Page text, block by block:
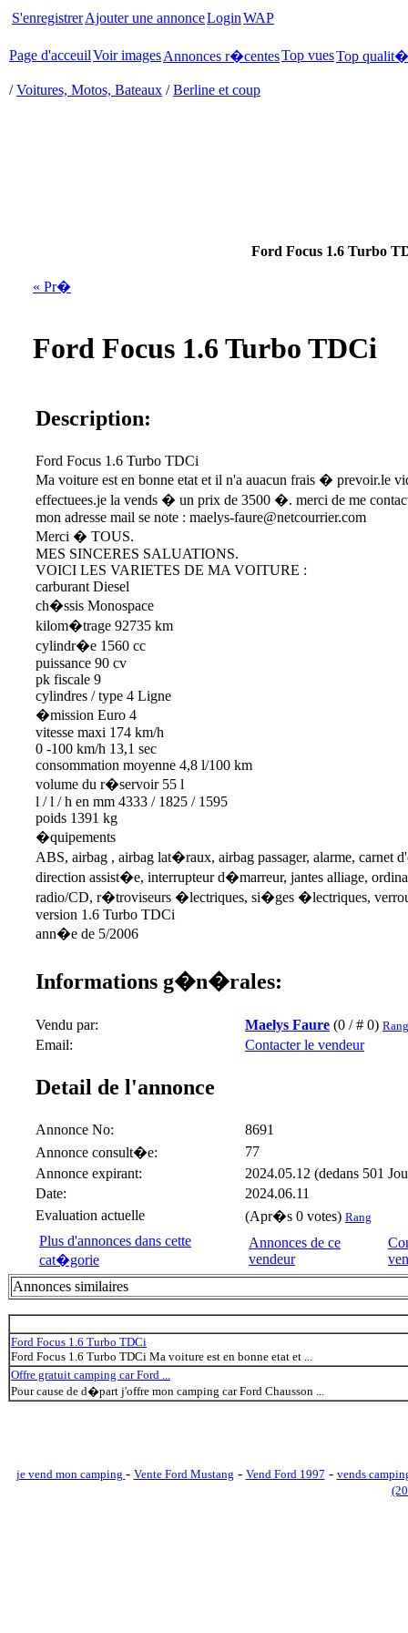
S'enregistrerAjouter une annonceLoginWAP
Page d'acceuilVoir imagesAnnonces r�centesTop vuesTop qualit�
/Voitures, Motos, Bateaux /Berline et coup
Ford Focus 1.6 Turbo
« Pr�
Ford Focus 1.6 Turbo TDCi
Description:
Ford Focus 1.6 Turbo TDCi
Ma voiture est en bonne etat et il n'a auacun frais � prevoir.le
effectuees.je la vends � un prix de 3500 �. merci de me
mon adresse mail se note : maelys-faure@netcourrier.com
Merci � TOUS.
MES SINCERES SALUATIONS.
VOICI LES VARIETES DE MA VOITURE :
carburant Diesel
ch�ssis Monospace
kilom�trage 92735 km
cylindr�e 1560 cc
puissance 90 cv
pk fiscale 9
cylindres / type 4 Ligne
�mission Euro 4
vitesse maxi 174 km/h
0 -100 km/h 13,1 sec
consommation moyenne 4,8 l/100 km
volume du r�servoir 55 l
l / l / h en mm 4333 / 1825 / 1595
poids 1391 kg
�quipements
ABS, airbag , airbag lat�raux, airbag passager, alarme, carnet
direction assist�e, interrupteur d�marreur, jantes alliage,
radio/CD, r�troviseurs �lectriques, si�ges �lectriques,
version 1.6 Turbo TDCi
ann�e de 5/2006
Informations g�n�rales:
Vendu par: Maelys Faure (0 / # 0)
Email: Contacter le vendeur
Detail de l'annonce
Annonce No:
8691
Annonce consult�e:
77
Annonce expirant:
2024.05.12 (dedans 501
Date:
2024.06.11
Evaluation actuelle
(Apr�s 0 votes) Rang
Plus d'annonces dans cette
cat�gorie
Annonces de ce
vendeur
Annonces similaires
Ford Focus 1.6 Turbo TDCi
Ford Focus 1.6 Turbo TDCi Ma voiture est en bonne etat et ...
Offre gratuit camping car Ford ...
Pour cause de d�part j'offre mon camping car Ford Chausson ...
je vend mon camping - Vente Ford Mustang - Vend Ford 1997 - vends